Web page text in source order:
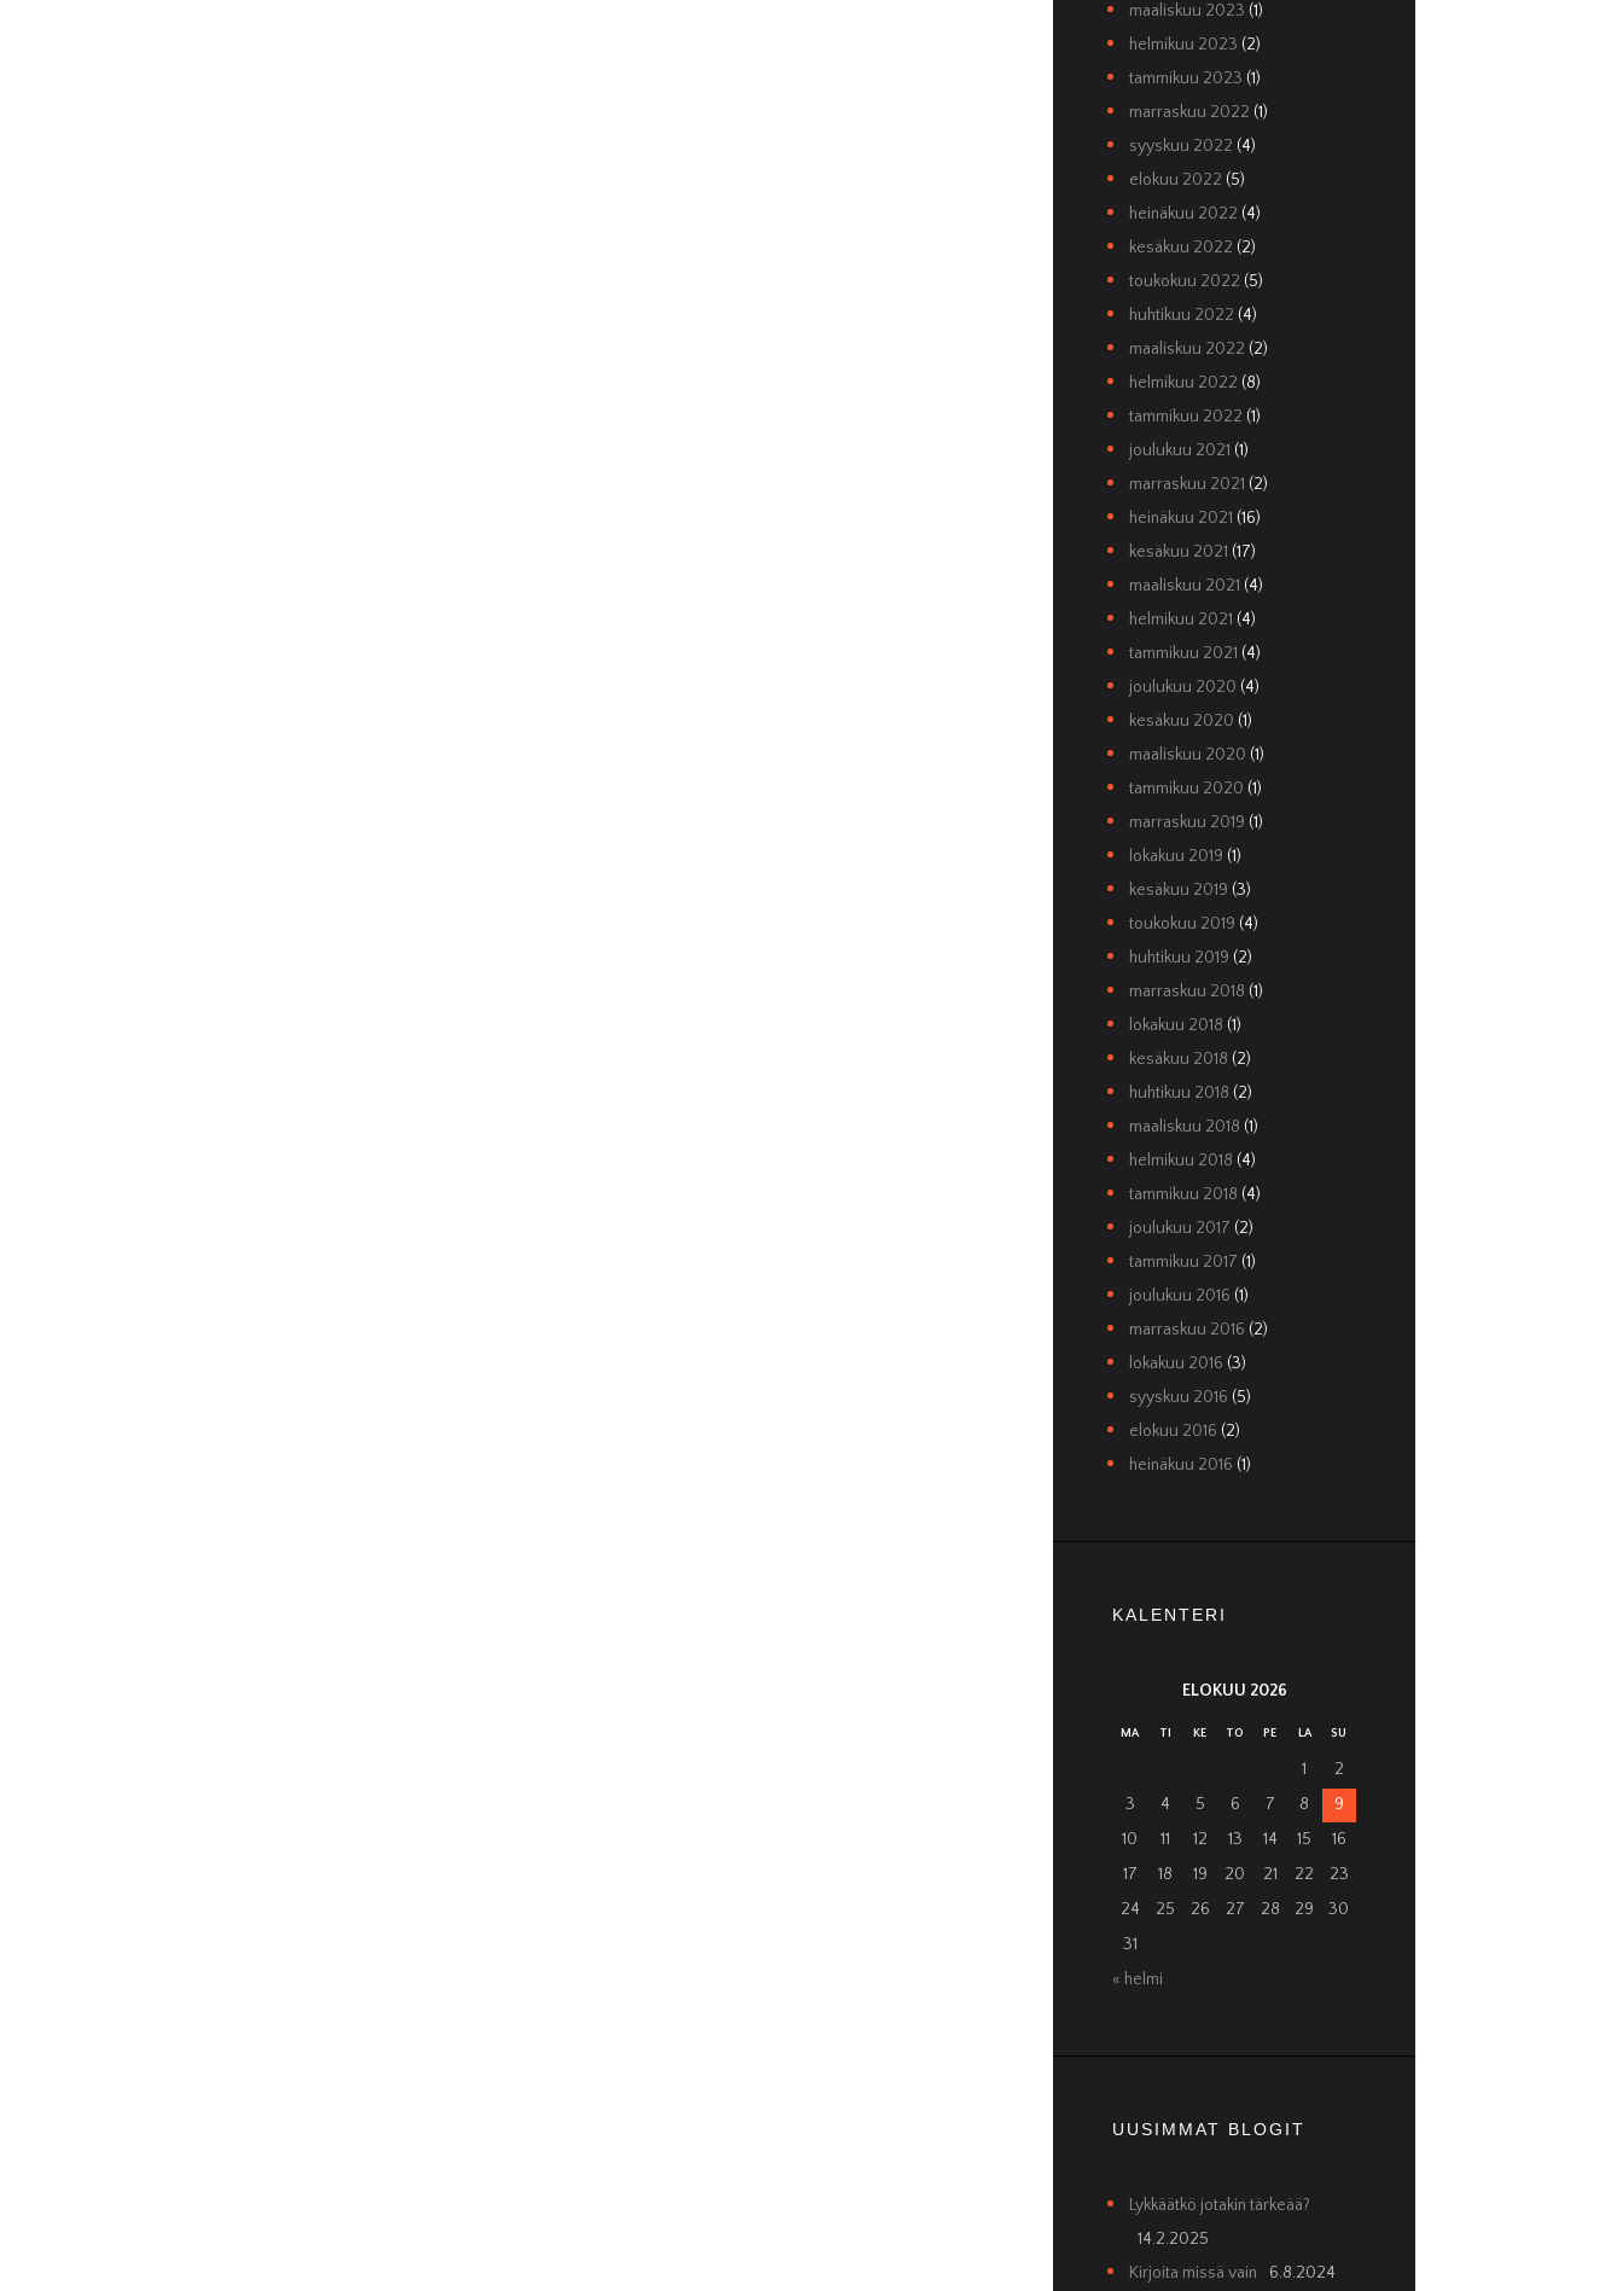
maaliskuu 2023 (1)
helmikuu 2023 (2)
tammikuu 2023 (1)
marraskuu 2022 (1)
syyskuu 2022 (4)
elokuu 2022 (5)
heinäkuu 2022 (4)
kesäkuu 2022 (2)
toukokuu 2022 (5)
huhtikuu 2022 (4)
maaliskuu 2022 (2)
helmikuu 2022 (8)
tammikuu 2022 (1)
joulukuu 2021 (1)
marraskuu 2021 (2)
heinäkuu 2021 (16)
kesäkuu 2021 (17)
maaliskuu 2021 (4)
helmikuu 2021 (4)
tammikuu 2021 (4)
joulukuu 2020 (4)
kesäkuu 2020 (1)
maaliskuu 2020 (1)
tammikuu 2020 (1)
marraskuu 2019 (1)
lokakuu 2019 (1)
kesäkuu 2019 (3)
toukokuu 2019 (4)
huhtikuu 2019 (2)
marraskuu 2018 (1)
lokakuu 2018 (1)
kesäkuu 2018 (2)
huhtikuu 2018 (2)
maaliskuu 2018 (1)
helmikuu 2018 (4)
tammikuu 2018 (4)
joulukuu 2017 (2)
tammikuu 2017 (1)
joulukuu 2016 (1)
marraskuu 2016 (2)
lokakuu 2016 (3)
syyskuu 2016 (5)
elokuu 2016 (2)
heinäkuu 2016 (1)
KALENTERI
ELOKUU 2026
MA TI KE TO PE LA SU
1
2
3
4 5 6 7 8
9
10
11 12 13 14 15
16
17
18 19 20 21 22
23
24
25 26 27 28 29
30
31
« helmi
UUSIMMAT BLOGIT
Lykkäätkö jotakin tärkeää?
14.2.2025
Kirjoita missä vain
6.8.2024